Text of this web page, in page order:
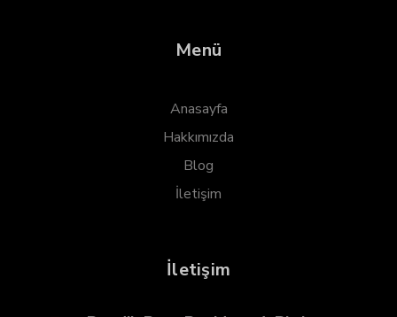
Menü
Anasayfa
Hakkımızda
Blog
İletişim
İletişim